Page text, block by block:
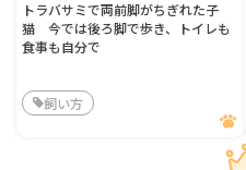
トラバサミで両前脚がちぎれた子
猫 今では後ろ脚で歩き、トイレも
食事も自分で
飼い方